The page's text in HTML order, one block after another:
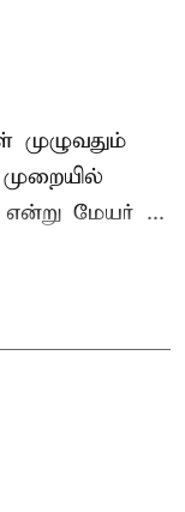
முழுவதும்
என்று மேயர் ...